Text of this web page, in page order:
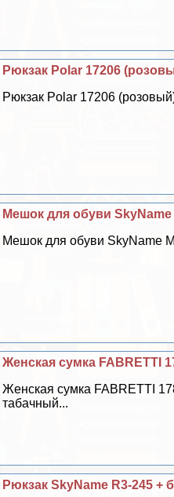
Рюкзак Polar 17206
Рюкзак Polar 17206
Мешок для обуви SkyName
Мешок для обуви SkyName
Женская сумка FABRETTI
Женская сумка FABRETTI
табачный...
Рюкзак SkyName R3-245 +